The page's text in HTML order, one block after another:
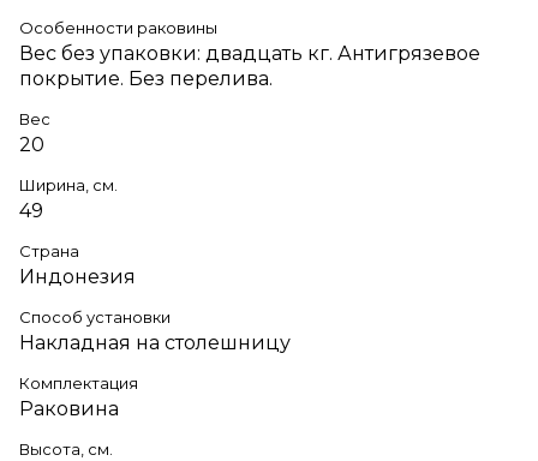
Особенности раковины
Вес без упаковки: двадцать кг. Антигрязевое
покрытие. Без перелива.
Вес
20
Ширина, см.
49
Страна
Индонезия
Способ установки
Накладная на столешницу
Комплектация
Раковина
Высота, см.